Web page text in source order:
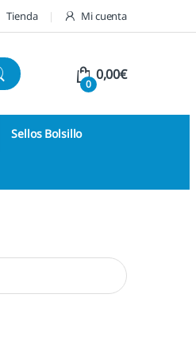
Tienda Mi cuenta
0
0,00€
Sellos Bolsillo